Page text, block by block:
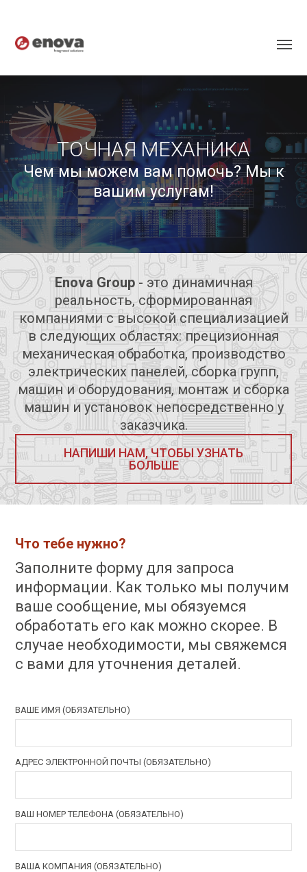
ТОЧНАЯ МЕХАНИКА
Чем мы можем вам помочь? Мы к
вашим услугам!
Enova Group- это динамичная
реальность, сформированная
компаниями с высокой специализацией
в следующих областях: прецизионная
механическая обработка, производство
электрических панелей, сборка групп,
машин и оборудования, монтаж и сборка
машин и установок непосредственно у
заказчика.
НАПИШИ НАМ, ЧТОБЫ УЗНАТЬ
БОЛЬШЕ
Что тебе нужно?
Заполните форму для запроса
информации. Как только мы получим
ваше сообщение, мы обязуемся
обработать его как можно скорее. В
случае необходимости, мы свяжемся
с вами для уточнения деталей.
ВАШЕ ИМЯ (ОБЯЗАТЕЛЬНО)
АДРЕС ЭЛЕКТРОННОЙ ПОЧТЫ (ОБЯЗАТЕЛЬНО)
ВАШ НОМЕР ТЕЛЕФОНА (ОБЯЗАТЕЛЬНО)
ВАША КОМПАНИЯ (ОБЯЗАТЕЛЬНО)